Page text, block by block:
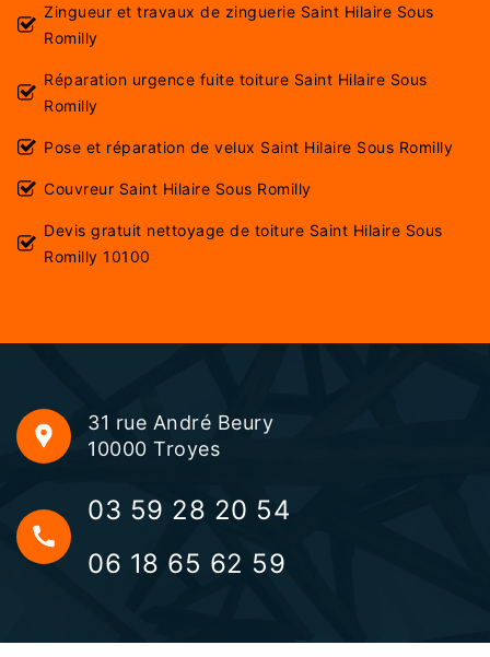
Zingueur et travaux de zinguerie Saint Hilaire Sous
Romilly
Réparation urgence fuite toiture Saint Hilaire Sous
Romilly
Pose et réparation de velux Saint Hilaire Sous Romilly
Couvreur Saint Hilaire Sous Romilly
Devis gratuit nettoyage de toiture Saint Hilaire Sous
Romilly 10100
31 rue André Beury
10000 Troyes
03 59 28 20 54
06 18 65 62 59